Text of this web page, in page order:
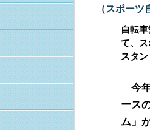
今年
ース
ム」
自転
て、
スタ
（スポー